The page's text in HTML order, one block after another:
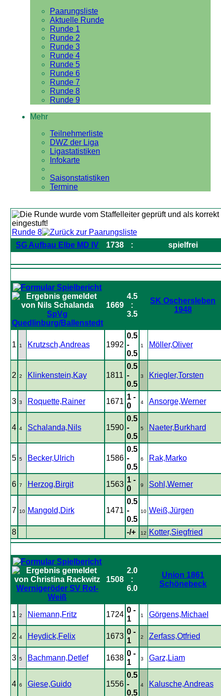
Paarungsliste
Aktuelle Runde
Runde 1
Runde 2
Runde 3
Runde 4
Runde 5
Runde 6
Runde 7
Runde 8
Runde 9
Mehr
Teilnehmerliste
DWZ der Liga
Ligastatistiken
Infokarte
Saisonstatistiken
Termine
Runde 8
SG Aufbau Elbe MD IV
1738 : spielfrei
SpVg
Quedlinburg/Ballenstedt
1669
4.5
:
3.5
SK Oschersleben
1948
1 1 Krutzsch,Andreas 1992
0.5
-
0.5
1 Möller,Oliver
2 2 Klinkenstein,Kay 1811
0.5
-
0.5
3 Kriegler,Torsten
3 3 Roquette,Rainer 1671
1 -
0
4 Ansorge,Werner
4 4 Schalanda,Nils 1590
0.5
-
0.5
5 Naeter,Burkhard
5 5 Becker,Ulrich 1586
0.5
-
0.5
6 Rak,Marko
6 7 Herzog,Birgit 1563
1 -
0
9 Sohl,Werner
7 10 Mangold,Dirk 1471
0.5
-
0.5
10 Weiß,Jürgen
8 -/+ 12 Kotter,Siegfried
Wernigeröder SV Rot-
Weiß
1508
2.0
:
6.0
Union 1861
Schönebeck
1 2 Niemann,Fritz 1724
0 -
1
1 Görgens,Michael
2 4 Heydick,Felix 1673
0 -
1
2 Zerfass,Otfried
3 5 Bachmann,Detlef 1638
0 -
1
3 Garz,Liam
4 6 Giese,Guido 1556
0.5
-
0.5
4 Kalusche,Andreas